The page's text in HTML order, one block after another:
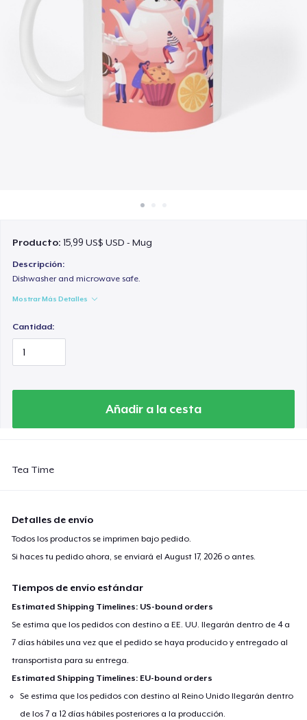
Venda en todas partes
Venda lo que sea
Producto:15,99 US$ USD - Mug
Descripción:
Dishwasher and microwave safe.
Mostrar Más Detalles
Cantidad:
Añadir a la cesta
Tea Time
Detalles de envío
Todos los productos se imprimen bajo pedido.
Si haces tu pedido ahora, se enviará elAugust 17, 2026 o antes.
Tiempos de envío estándar
Estimated Shipping Timelines: US-bound orders
Se estima que los pedidos con destino a EE. UU. llegarán dentro de 4 a
7 días hábiles una vez que el pedido se haya producido y entregado al
transportista para su entrega.
Estimated Shipping Timelines: EU-bound orders
Se estima que los pedidos con destino al Reino Unido llegarán dentro
de los 7 a 12 días hábiles posteriores a la producción.